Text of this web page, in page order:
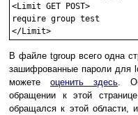
<Limit GET POST>
require group test
В файле tgroup всего одна
зашифрованные пароли для
можете оценить здесь.
обращении к этой
обращался к этой области,